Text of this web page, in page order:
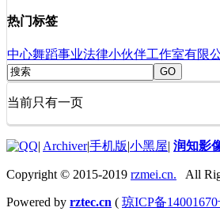
热门标签
中心舞蹈事业法律小伙伴工作室有限
GO
当前只有一页
| Archiver|手机版|小黑屋| 润知影
Copyright © 2015-2019 rzmei.cn. All
Powered by rztec.cn ( 琼ICP备